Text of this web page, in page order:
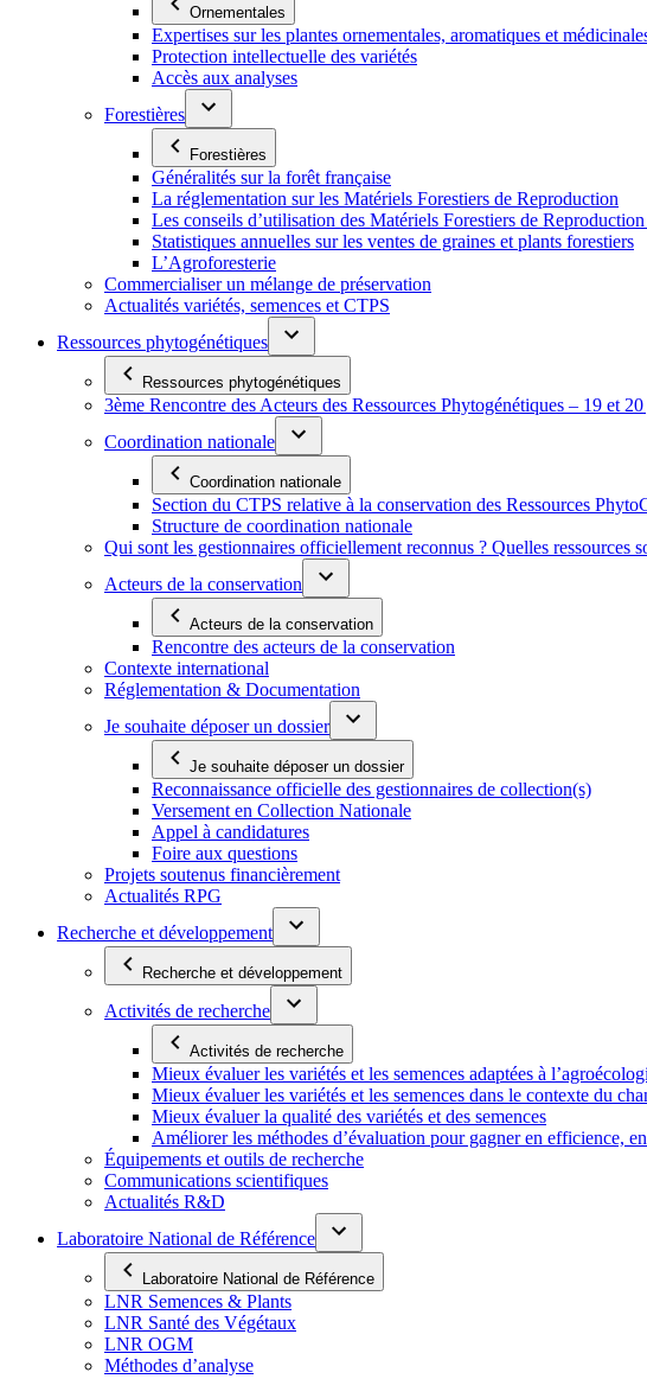
Ornementales
Expertises sur les plantes ornementales, aromatiques et
Protection intellectuelle des variétés
Accès aux analyses
Forestières
Forestières
Généralités sur la forêt française
La réglementation sur les Matériels Forestiers de Reproduction
Les conseils d’utilisation des Matériels Forestiers de
Statistiques annuelles sur les ventes de graines et plants forestiers
L’Agroforesterie
Commercialiser un mélange de préservation
Actualités variétés, semences et CTPS
Ressources phytogénétiques
Ressources phytogénétiques
3ème Rencontre des Acteurs des Ressources Phytogénétiques – 19 et
Coordination nationale
Coordination nationale
Section du CTPS relative à la conservation des Ressources
Structure de coordination nationale
Qui sont les gestionnaires officiellement reconnus ? Quelles ressources
Acteurs de la conservation
Acteurs de la conservation
Rencontre des acteurs de la conservation
Contexte international
Réglementation & Documentation
Je souhaite déposer un dossier
Je souhaite déposer un dossier
Reconnaissance officielle des gestionnaires de collection(s)
Versement en Collection Nationale
Appel à candidatures
Foire aux questions
Projets soutenus financièrement
Actualités RPG
Recherche et développement
Recherche et développement
Activités de recherche
Activités de recherche
Mieux évaluer les variétés et les semences adaptées à
Mieux évaluer les variétés et les semences dans le contexte du
Mieux évaluer la qualité des variétés et des semences
Améliorer les méthodes d’évaluation pour gagner en efficience,
Équipements et outils de recherche
Communications scientifiques
Actualités R&D
Laboratoire National de Référence
Laboratoire National de Référence
LNR Semences & Plants
LNR Santé des Végétaux
LNR OGM
Méthodes d’analyse